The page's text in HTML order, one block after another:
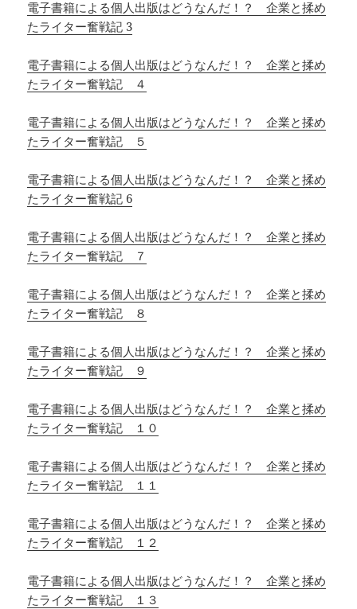
電子書籍による個人出版はどうなんだ！？ 企業と揉め
たライター奮戦記 3
電子書籍による個人出版はどうなんだ！？ 企業と揉め
たライター奮戦記 ４
電子書籍による個人出版はどうなんだ！？ 企業と揉め
たライター奮戦記 ５
電子書籍による個人出版はどうなんだ！？ 企業と揉め
たライター奮戦記 6
電子書籍による個人出版はどうなんだ！？ 企業と揉め
たライター奮戦記 ７
電子書籍による個人出版はどうなんだ！？ 企業と揉め
たライター奮戦記 ８
電子書籍による個人出版はどうなんだ！？ 企業と揉め
たライター奮戦記 ９
電子書籍による個人出版はどうなんだ！？ 企業と揉め
たライター奮戦記 １０
電子書籍による個人出版はどうなんだ！？ 企業と揉め
たライター奮戦記 １１
電子書籍による個人出版はどうなんだ！？ 企業と揉め
たライター奮戦記 １２
電子書籍による個人出版はどうなんだ！？ 企業と揉め
たライター奮戦記 １３